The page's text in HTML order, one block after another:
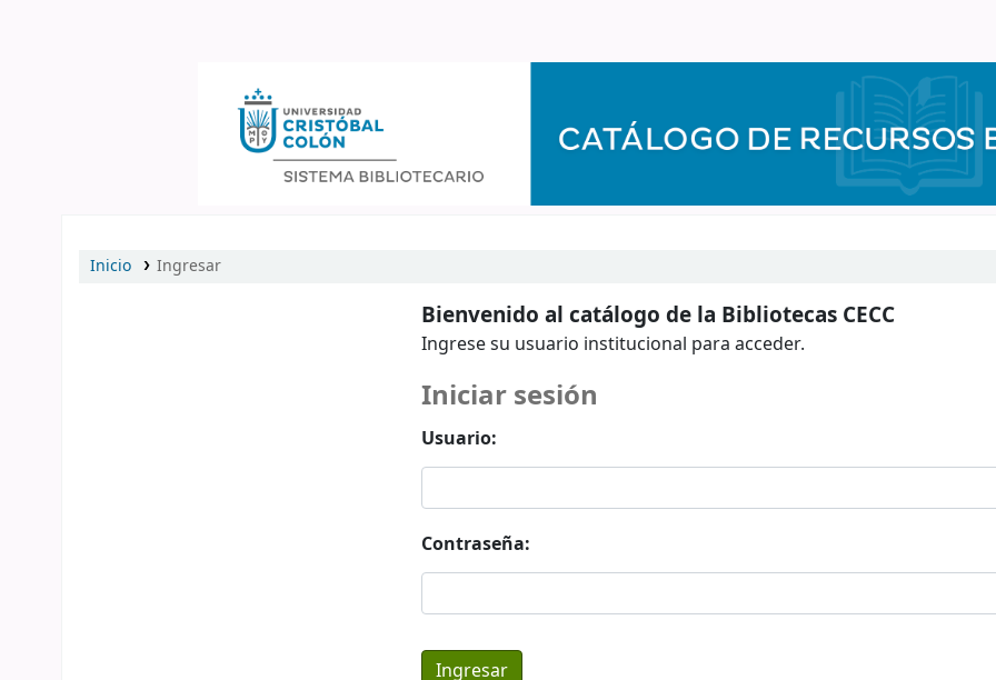
Inicio Ingresar
Bienvenido al catálogo de la Bibliotecas CECC
Ingrese su usuario institucional para acceder.
Iniciar sesión
Usuario:
Contraseña: